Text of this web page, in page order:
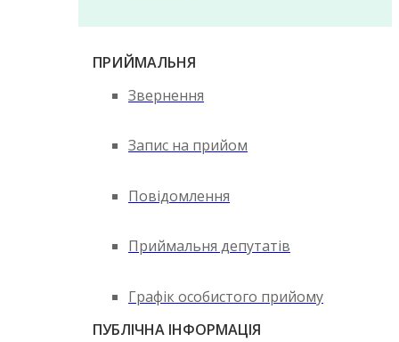
ПРИЙМАЛЬНЯ
Звернення
Запис на прийом
Повідомлення
Приймальня депутатів
Графік особистого прийому
ПУБЛІЧНА ІНФОРМАЦІЯ